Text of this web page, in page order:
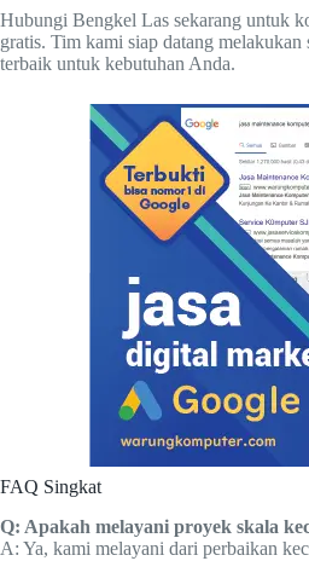
Hubungi Bengkel Las sekarang untuk
gratis. Tim kami siap datang
terbaik untuk kebutuhan Anda.
FAQ Singkat
Q: Apakah melayani proyek skala
A: Ya, kami melayani dari perbaikan